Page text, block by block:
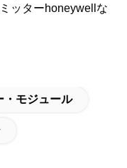
ッターhoneywellな
・モジュール